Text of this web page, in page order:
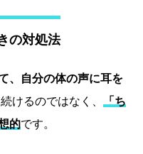
の対処法
、自分の体の声に耳を
けるのではなく、 「ち
的です。